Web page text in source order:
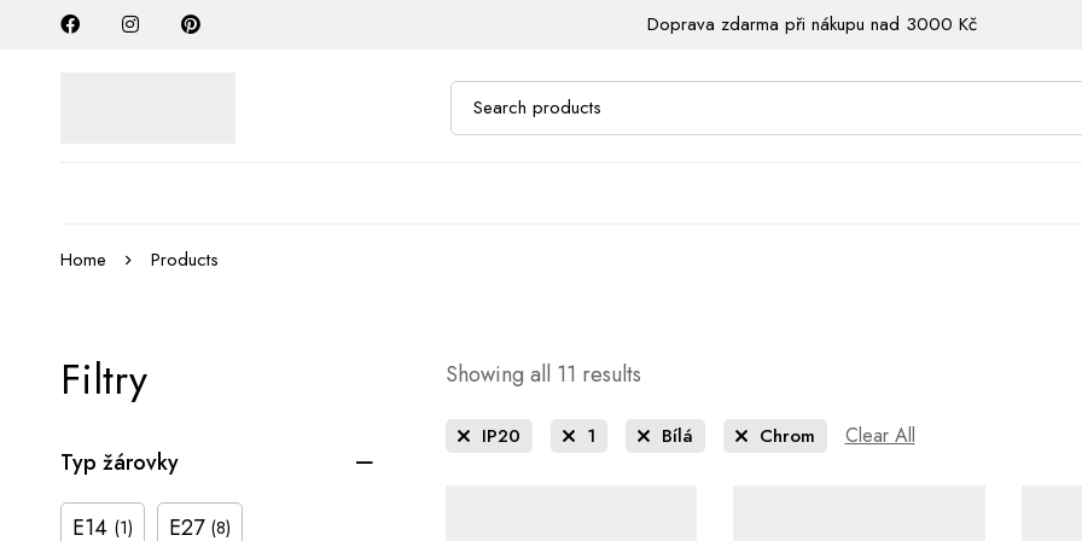
Doprava zdarma při nákupu nad 3000 Kč
Home Products
Filtry
Typ žárovky
E14 (1) E27 (8)
Showing all 11 results
IP20 1 Bílá Chrom Clear All